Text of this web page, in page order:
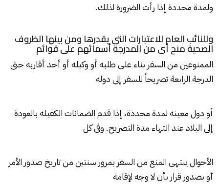
ولمدة محددة إذا رأت الضرورة لذلك.
وللنائب العام للاعتبارات التى يقدرها ومن بينها الظروف
الصحية منح أى من المدرجة أسمائهم على قوائم
الممنوعين من السفر بناء على طلبه أو وكيله أو أحد أقاربه حتى
الدرجة الرابعة تصريحاً للسفر إلى دوله
أو دول معينه لمدة محددة، إذا قدم الضمانات الكفيله بالعودة
إلى البلاد عند انتهاء مدة التصريح. وفى كل
الأحوال ينتهى المنع من السفر بمرور سنتين من تاريخ صدور الأمر
أو بصدور قرار بأن لا وجه لإقامة